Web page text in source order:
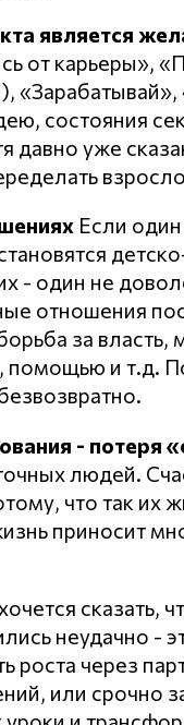
является
от карьеры»,
состояния
давно уже
Если
- один не
отношения
за
помощью и т.д.
- потеря
людей.
что так их
приносит
неудачно -
через
или срочно